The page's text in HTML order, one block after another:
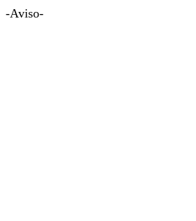
-Aviso-